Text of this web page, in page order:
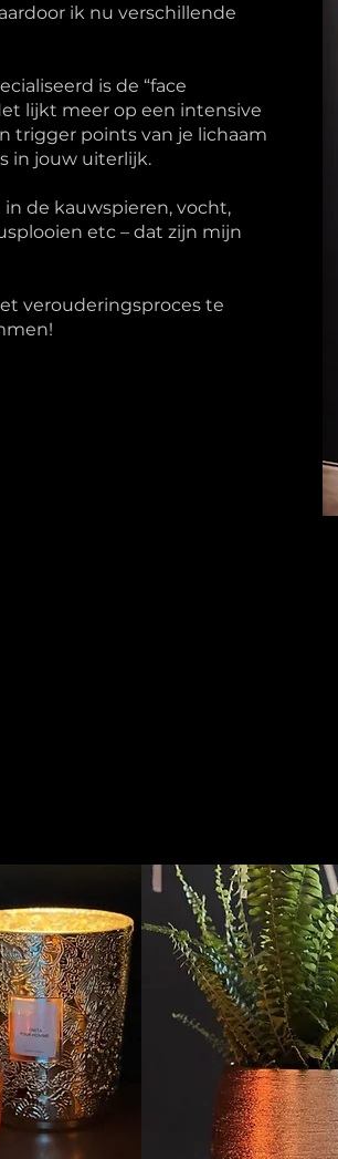
ik nu verschillende
is de “face
lijkt meer op een intensive
trigger points van je lichaam
in jouw uiterlijk.
de kauwspieren, vocht,
etc – dat zijn mijn
verouderingsproces te